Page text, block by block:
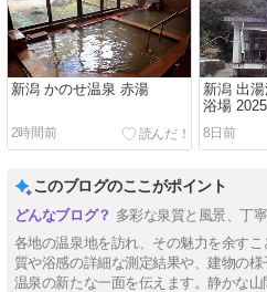
新潟 かのせ温泉 赤湯
2時間前
新潟 出
浴場
8日前
このブログのここがポイント
多彩な泉質と風景、丁
各地の温泉地を訪れ、その魅力を余す
質や浴感の詳細な測定結果や、建物の様
温泉の新たな一面を伝えます。静かな